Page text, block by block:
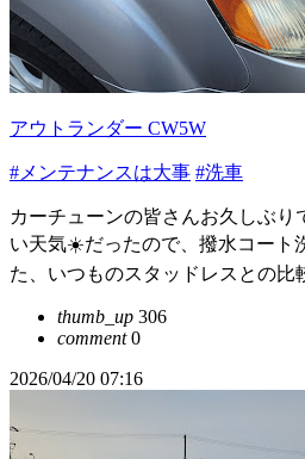
アウトランダー CW5W
#メンテナンスは大事 #洗車
カーチューンの皆さんお久しぶり
い天気☀️だったので、撥水コート
た、いつものスタッドレスとの比
thumb_up 306
comment0
2026/04/20 07:16